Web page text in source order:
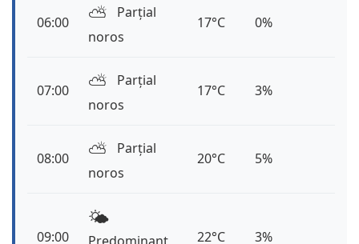
06:00 ⛅️
Parțial
noros
17°C 0%
07:00 ⛅️
Parțial
noros
17°C 3%
08:00 ⛅️
Parțial
noros
20°C 5%
09:00
🌤️
22°C 3%